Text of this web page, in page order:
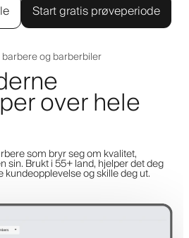
Start gratis prøveperiode
og barberbiler
over hele
som bryr seg om kvalitet,
sin. Brukt i 55+ land, hjelper det deg
og skille deg ut.